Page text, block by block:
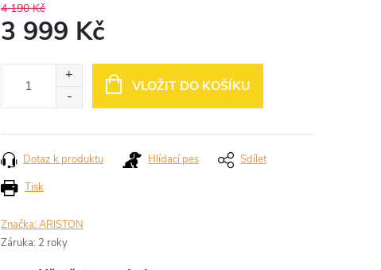
4 190 Kč
3 999 Kč
VLOŽIT DO KOŠÍKU
Tisk
Dotaz k produktu Hlídací pes Sdílet
Značka:ARISTON
Záruka: 2 roky